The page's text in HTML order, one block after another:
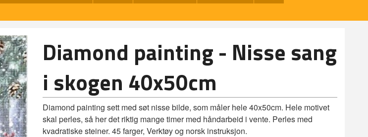
Diamond painting - Nisse sang
i skogen 40x50cm
Diamond painting sett med søt nisse bilde, som måler hele 40x50cm. Hele motivet
skal perles, så her det riktig mange timer med håndarbeid i vente. Perles med
kvadratiske steiner. 45 farger, Verktøy og norsk instruksjon.